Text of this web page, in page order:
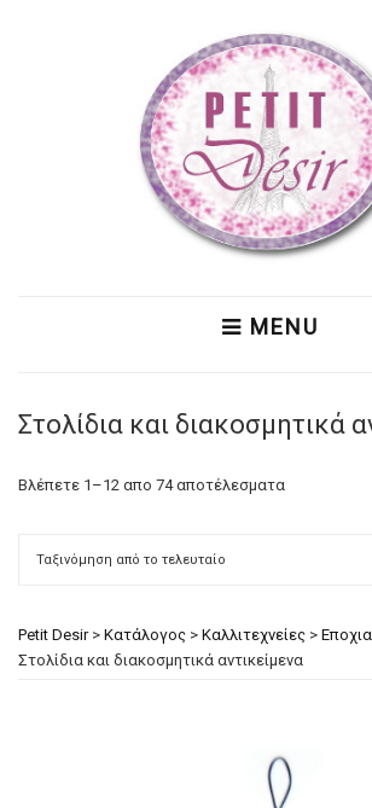
MENU
Στολίδια και διακοσμητικά
Βλέπετε 1–12 απο 74 αποτέλεσματα
Petit Desir> Κατάλογος > Καλλιτεχνείες >
Στολίδια και διακοσμητικά αντικείμενα